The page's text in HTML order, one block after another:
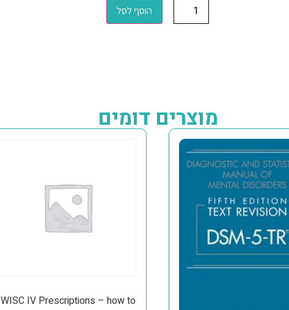
הוסף לסל
מוצרים דומים
WISC IV Prescriptions – how to